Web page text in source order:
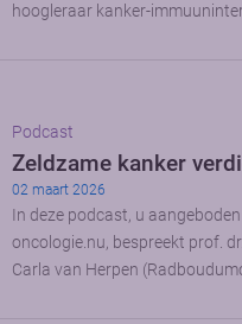
hoogleraar kanker-
Podcast
Zeldzame kanker
02 maart 2026
In deze podcast, u
oncologie.nu, bespreekt prof.
Carla van Herpen